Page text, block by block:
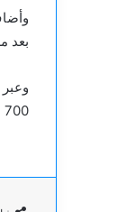
بعد مضي 13 عاما من صدور تقرير لجنة
700 دينار و3 آلاف دينار، في حين أن الأموال المطلوبة منهم تصل إلى المليارات.